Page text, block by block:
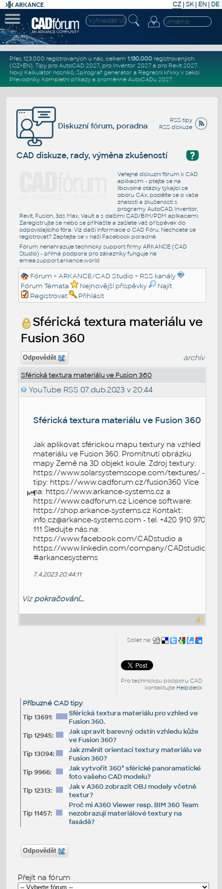
CZ | SK| EN | DE
Přes 123.000 registrovaných u nás, celkem 1.130.000registrovaných
(CZ+EN). Tipy pro AutoCAD 2027, pro Inventor 2027a pro Revit 2027.
Nový Kalkulátor nosníků, Spirograf generátor a Regresní křivkyv sekci
Převodníky. Kompletní příkazya proměnné AutoCADu 2027.
RSS tipy
RSS diskuze
Diskuzní fórum, poradna
?
CAD diskuze, rady, výměna zkušeností
Veřejné diskuzní fórum k CAD
aplikacím - ptejte se na
libovolné otázky týkající se
oboru CAx, podělte se o vaše
znalosti a zkušenosti s
programy AutoCAD, Inventor,
Revit, Fusion, 3ds Max, Vault a s dalšími CAD/BIM/PDM aplikacemi.
Zaregistrujte se nebo se přihlašte a zašlete váš příspěvek do
odpovídajícího fóra. Viz další informace o CAD Fóru. Nechcete se
registrovat? Zeptejte se v naší Facebook poradně.
Fórum nenahrazuje technický support firmy ARKANCE (CAD
Studio) - přímá podpora pro zákazníky funguje na
emea.support.arkance.world
Fórum >ARKANCE/CAD Studio > RSS kanály
Fórum Témata
Nejnovější příspěvky
Najít
Registrovat
Přihlásit
Sférická textura materiálu ve
Fusion 360
Odpovědět archiv
Sférická textura materiálu ve Fusion 360
YouTube RSS 07.dub.2023 v 20:44
Sférická textura materiálu ve Fusion 360
Jak aplikovat sférickou mapu textury na vzhled
materiálu ve Fusion 360. Promítnutí obrázku
mapy Země na 3D objekt koule. Zdroj textury:
https://www.solarsystemscope.com/textures/ -
tipy: https://www.cadforum.cz/fusion360 Více
na: https://www.arkance-systems.cz a
https://www.cadforum.cz Licence software:
https://shop.arkance-systems.cz Kontakt:
info.cz@arkance-systems.com - tel. +420 910 970
111 Sledujte nás na:
https://www.facebook.com/CADstudio a
https://www.linkedin.com/company/CADstudio
#arkancesystems
7.4.2023 20:44:11
Viz pokračování...
Sdílet na:
Pro technickou podporu CAD
kontaktujte Helpdesk
Příbuzné CAD tipy:
Tip 13691:
Sférická textura materiálu pro vzhled ve
Fusion 360.
Tip 12945:
Jak upravit barevný odstín vzhledu kůže
ve Fusion 360?
Tip 13094:
Jak změnit orientaci textury materiálu ve
Fusion 360?
Tip 9966:
Jak vytvořit 360° sférické panoramatické
foto vašeho CAD modelu?
Tip 12313:
Jak v A360 zobrazit OBJ modely včetně
textur?
Tip 11457:
Proč mi A360 Viewer resp. BIM 360 Team
nezobrazují materiálové textury na
fasádě?
Odpovědět
Přejít na fórum